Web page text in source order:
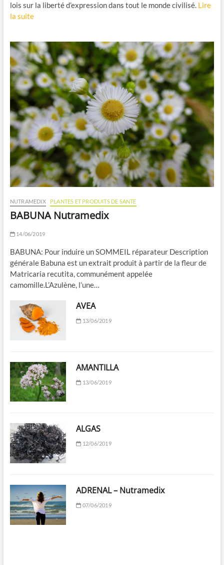
lois sur la liberté d’expression dans tout le monde civilisé. Lire
la suite
NUTRAMEDIX PLANTES ET PRODUITS DE SANTE
BABUNA Nutramedix
14/06/2019
BABUNA: Pour induire un SOMMEIL réparateur Description
générale Babuna est un extrait produit à partir de la fleur de
Matricaria recutita, communément appelée
camomille.L’Azulène, l’une…
AVEA
13/06/2019
AMANTILLA
13/06/2019
ALGAS
12/06/2019
ADRENAL – Nutramedix
07/06/2019